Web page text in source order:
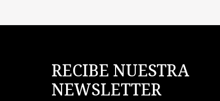
RECIBE NUESTRA
NEWSLETTER